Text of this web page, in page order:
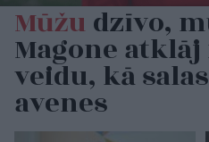
Mūžudzīvo,
Magone
veidu, kā
avenes